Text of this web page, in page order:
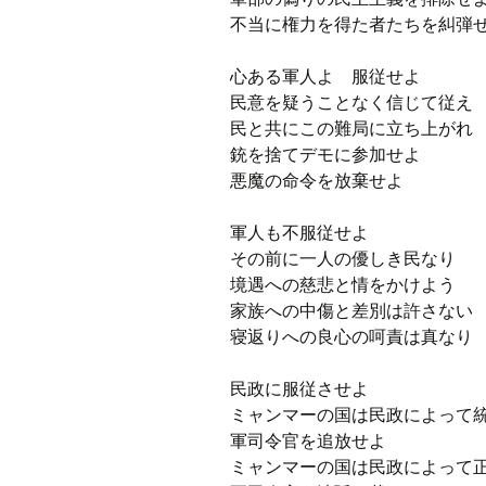
不当に権力を得た者たちを糾弾
心ある軍人よ 服従せよ
民意を疑うことなく信じて従え
民と共にこの難局に立ち上がれ
銃を捨てデモに参加せよ
悪魔の命令を放棄せよ
軍人も不服従せよ
その前に一人の優しき民なり
境遇への慈悲と情をかけよう
家族への中傷と差別は許さない
寝返りへの良心の呵責は真なり
民政に服従させよ
ミャンマーの国は民政によって
軍司令官を追放せよ
ミャンマーの国は民政によって